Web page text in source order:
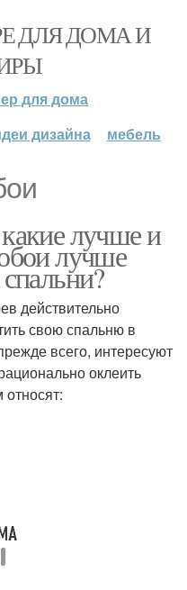
ДЛЯ ДОМА И
для дома
дизайна мебель
лучше и
лучше
действительно
свою спальню в
всего, интересуют
оклеить